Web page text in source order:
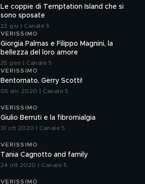
Le coppie di Temptation Island che si
sono sposate
22 giu | Canale 5
VERISSIMO
Giorgia Palmas e Filippo Magnini, la
bellezza del loro amore
25 gen | Canale 5
VERISSIMO
Bentornato, Gerry Scotti!
05 dic 2020 | Canale 5
VERISSIMO
Giulio Berruti e la fibromialgia
31 ott 2020 | Canale 5
VERISSIMO
Tania Cagnotto and family
24 ott 2020 | Canale 5
VERISSIMO